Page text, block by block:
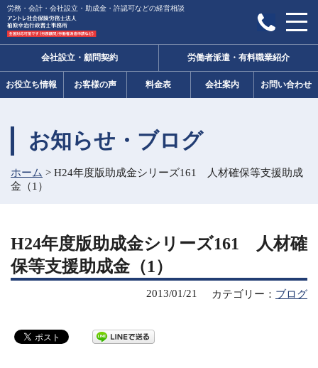
労務・会計・会社設立・助成金・許認可などの経営相談
会社設立・顧問契約 労働者派遣・有料職業紹介
お役立ち情報 お客様の声 料金表 会社案内 お問い合わせ
お知らせ・ブログ
ホーム > H24年度版助成金シリーズ161 人材確保等支援助成
金（1）
H24年度版助成金シリーズ161 人材確
保等支援助成金（1）
カテゴリー： ブログ
2013/01/21